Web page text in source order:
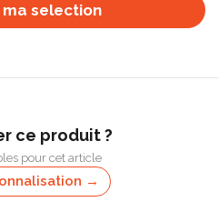
selection
ce produit ?
pour cet article
→